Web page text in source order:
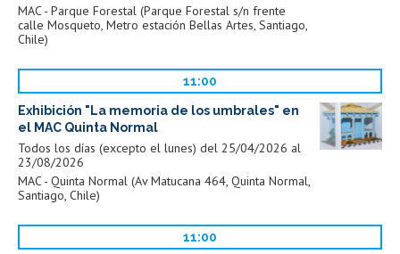
MAC - Parque Forestal (Parque Forestal s/n frente
calle Mosqueto, Metro estación Bellas Artes, Santiago,
Chile)
11:00
Exhibición "La memoria de los umbrales" en
el MAC Quinta Normal
Todos los días (excepto el lunes) del 25/04/2026 al
23/08/2026
MAC - Quinta Normal (Av Matucana 464, Quinta Normal,
Santiago, Chile)
11:00